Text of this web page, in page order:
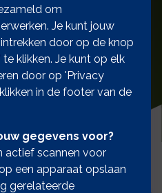
om
Je kunt jouw
door op de knop
klikken. Je kunt op elk
door op 'Privacy
in de footer van de
gegevens voor?
actief scannen voor
een apparaat opslaan
gerelateerde